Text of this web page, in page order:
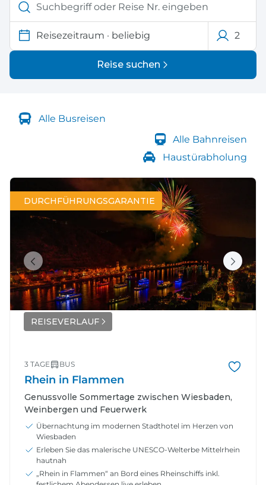
Reisezeitraum · beliebig 2
Reise suchen
Alle Busreisen
Alle Bahnreisen
Haustürabholung
DURCHFÜHRUNGSGARANTIE
REISEVERLAUF
3 TAGE BUS
Rhein in Flammen
Genussvolle Sommertage zwischen Wiesbaden,
Weinbergen und Feuerwerk
Übernachtung im modernen Stadthotel im Herzen von
Wiesbaden
Erleben Sie das malerische UNESCO-Welterbe Mittelrhein
hautnah
„Rhein in Flammen“ an Bord eines Rheinschiffs inkl.